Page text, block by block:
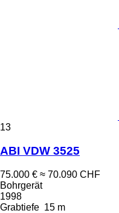
13
ABI VDW 3525
75.000 € ≈ 70.090 CHF
Bohrgerät
1998
Grabtiefe 15 m